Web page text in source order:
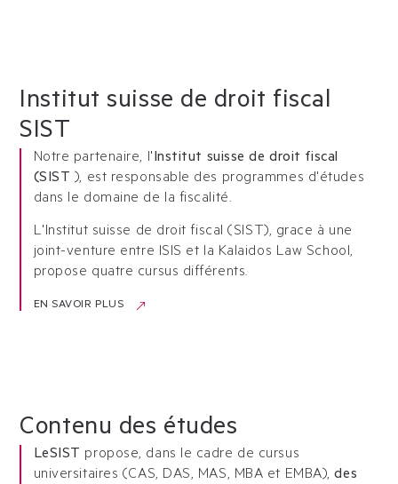
Institut suisse de droit fiscal
SIST
Notre partenaire, l'Institut suisse de droit fiscal
(SIST ), est responsable des programmes d'études
dans le domaine de la fiscalité.
L'Institut suisse de droit fiscal (SIST), grace à une
joint-venture entre ISIS et la Kalaidos Law School,
propose quatre cursus différents.
EN SAVOIR PLUS
Contenu des études
LeSIST propose, dans le cadre de cursus
universitaires (CAS, DAS, MAS, MBA et EMBA),des